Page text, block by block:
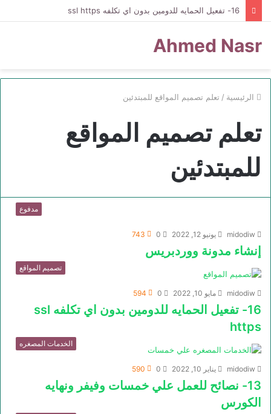
16- تفعيل الحمايه للدومين بدون اي تكلفه ssl https
Ahmed Nasr
الرئيسية / تعلم تصميم المواقع للمبتدئين
تعلم تصميم المواقع
للمبتدئين
مدفوع
midodiw يونيو 12, 2022 0
743
إنشاء مدونة ووردبريس
تصميم المواقع
midodiw مايو 10, 2022 0
594
16- تفعيل الحمايه للدومين بدون اي تكلفه ssl
https
الخدمات المصغره
midodiw يناير 10, 2022 0
590
13- نصائح للعمل علي خمسات وفيفر ونهايه
الكورس